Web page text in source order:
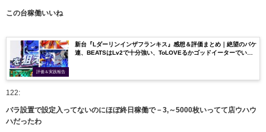
この台稼働いいね
評価＆実践報告
新台『Lダーリンインザフランキス』感想＆評価まとめ｜絶望のバケ
連、BEATSはLv2で十分強い、ToLOVEるかゴッドイーターでいい
122:
バラ設置で設定入ってないのにほぼ終日稼働で－3,～5000枚いってて店ウハウ
ハだったわ